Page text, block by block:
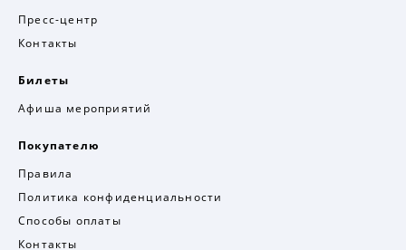
Пресс-центр
Контакты
Билеты
Афиша мероприятий
Покупателю
Правила
Политика конфиденциальности
Способы оплаты
Контакты